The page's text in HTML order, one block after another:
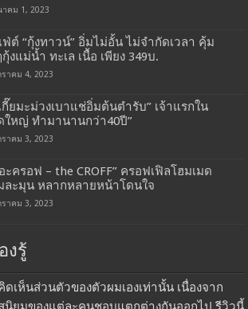
าคม 1, 2023
ฟ่ต์ “กุ้งทาวน์” อิ่มไม่อั้น ไม่จำกัดเวลา คุ้ม
งแม่น้ำ ทะเล เนื้อ เพียง 349บ.
ราคม 4, 2023
กี๊ยมะม่วงเบาแช่อิ่มต้นตำรับ” เจ้าแรกใน
ใหญ่ ทำมานานกว่า40ปี”
ราคม 3, 2023
ะครอฟ – the CROFF” ครอฟเฟิลโฮมเมด
ละมุน หลากหลายหน้าโดนใจ
ราคม 3, 2023
งรู้
ดเห็นส่วนตัวของตัวผมเองเท่านั้น เนื่องจาก